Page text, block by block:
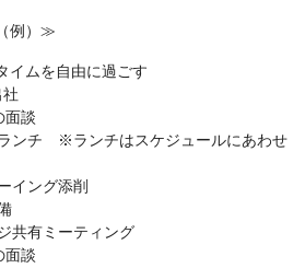
例）≫
イムを自由に過ごす
面談
ンチ ※ランチはスケジュールにあわせ
イング添削
共有ミーティング
面談